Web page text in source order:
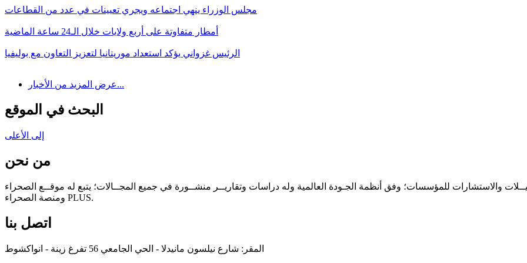
مجلس الوزراء ينهي اجتماعه ويجري تعيينات في عدد من القطاعات
أمطار متفاوتة على أربع ولايات خلال الـ24 ساعة الماضية
الرئيس غزواني يؤكد استعداد موريتانيا لتعزيز التعاون مع بوليفيا
عرض المزيد من الأخبار...
البحث في الموقع
إلى الأعلى
من نحن
والاستشارات للمؤسسات؛ وفق أنظمة الجـودة العالمية وله دراسات وتقاريــر منشــورة في جميع المجــالات؛ يتبع له موقــع الصحراء
ومنصة الصحراء PLUS.
اتصل بنا